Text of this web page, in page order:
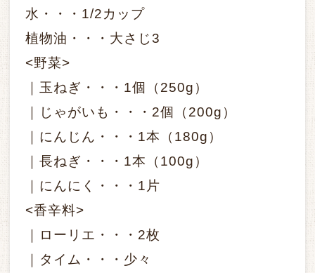
水・・・1/2カップ
植物油・・・大さじ3
<野菜>
｜玉ねぎ・・・1個（250g）
｜じゃがいも・・・2個（200g）
｜にんじん・・・1本（180g）
｜長ねぎ・・・1本（100g）
｜にんにく・・・1片
<香辛料>
｜ローリエ・・・2枚
｜タイム・・・少々